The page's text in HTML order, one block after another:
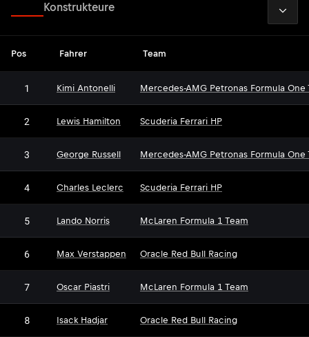
Konstrukteure
Pos Fahrer Team
1 Kimi Antonelli Mercedes-AMG Petronas Formula One
2 Lewis Hamilton Scuderia Ferrari HP
3 George Russell Mercedes-AMG Petronas Formula One
4 Charles Leclerc Scuderia Ferrari HP
5 Lando Norris McLaren Formula 1 Team
6 Max Verstappen Oracle Red Bull Racing
7 Oscar Piastri McLaren Formula 1 Team
8 Isack Hadjar Oracle Red Bull Racing